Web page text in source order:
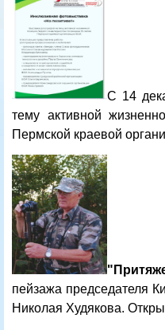
С 14
тему активной
Пермской краевой
пейзажа председателя
Николая Худякова.